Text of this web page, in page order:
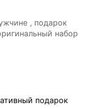
, подарок
набор
подарок